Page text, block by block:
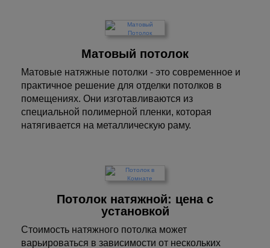
Матовый потолок
Матовые натяжные потолки - это современное и
практичное решение для отделки потолков в
помещениях. Они изготавливаются из
специальной полимерной пленки, которая
натягивается на металлическую раму.
Потолок натяжной: цена с
установкой
Стоимость натяжного потолка может
варьироваться в зависимости от нескольких